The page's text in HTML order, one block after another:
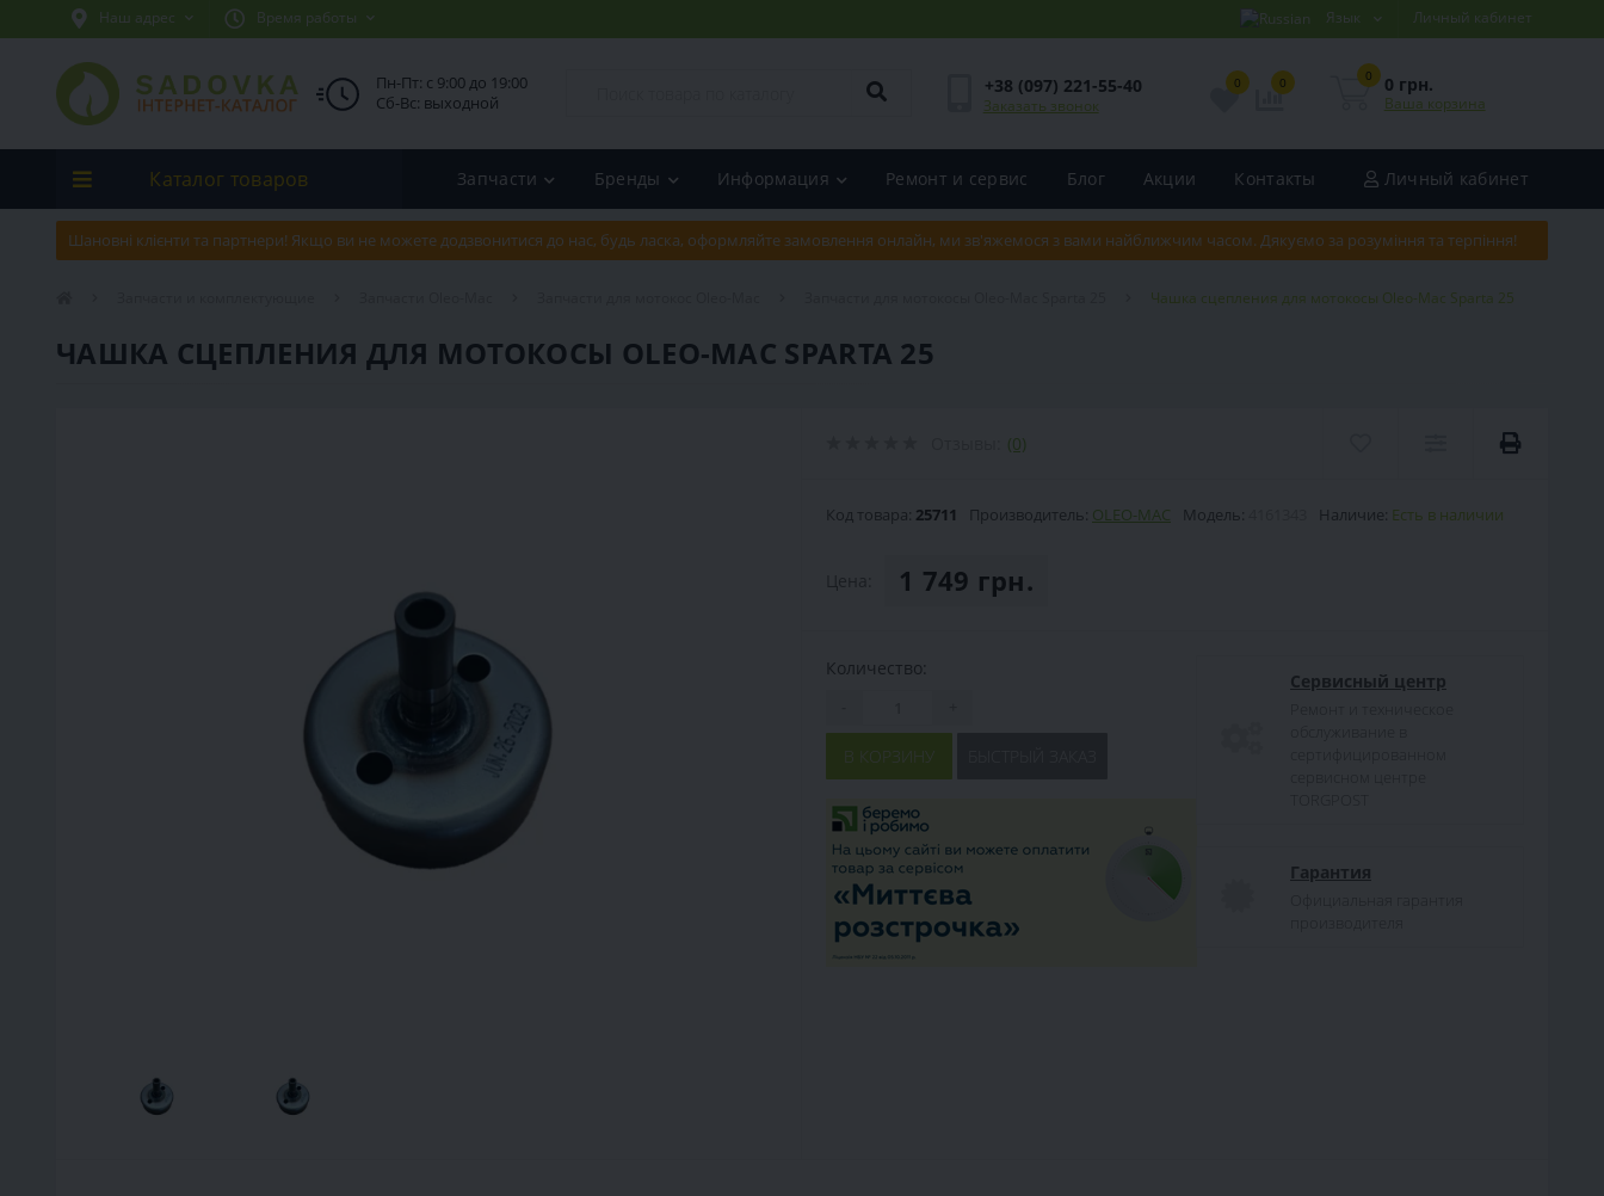
Наш адрес Время работы Язык Личный кабинет
Пн-Пт: с 9:00 до 19:00
Сб-Вс: выходной
+38 (097) 221-55-40
Заказать звонок
0 0 0 0 грн.
Ваша корзина
Каталог товаров Запчасти Бренды Информация Ремонт и сервис Блог Акции Контакты Личный кабинет
Шановні клієнти та партнери! Якщо ви не можете додзвонитися до нас, будь ласка, оформляйте замовлення онлайн, ми зв'яжемося з вами найближчим часом. Дякуємо за розуміння та терпіння!
Чашка сцепления для мотокосы Oleo-Mac Sparta 25
ЧАШКА СЦЕПЛЕНИЯ ДЛЯ МОТОКОСЫ OLEO-MAC SPARTA 25
(0)
Код товара: 25711 Производитель: OLEO-MAC Модель: Наличие: Есть в наличии
1 749 грн.
Количество:
В КОРЗИНУ
Сервисный центр
Гарантия